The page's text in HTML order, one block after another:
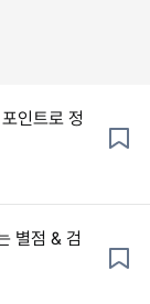
인트로 정
별점 & 검